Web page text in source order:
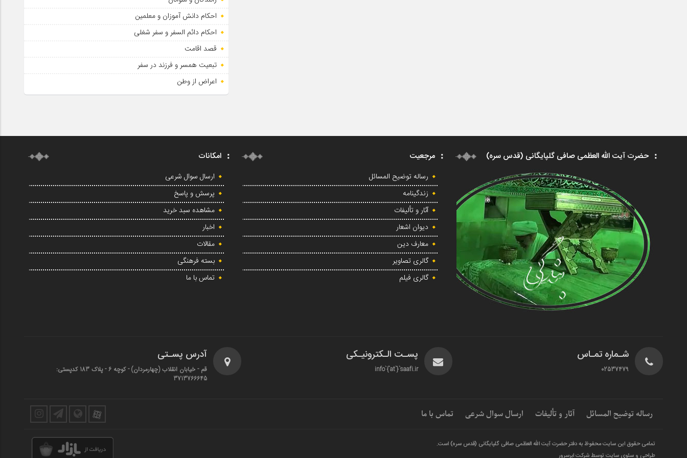
احکام دانش آموزان و معلمین
احکام دائم السفر و سفر شغلی
قصد اقامت
تبعیت همسر و فرزند در سفر
اعراض از وطن
حضرت آیت الله العظمی صافی گلپایگانی (قدس سره) مرجعیت
رساله توضیح المسائل
زندگینامه
آثار و تألیفات
دیوان اشعار
معارف دین
گالری تصاویر
گالری فیلم
امکانات
ارسال سوال شرعی
پرسش و پاسخ
مشاهده سبد خرید
اخبار
مقالات
بسته فرهنگی
تماس با ما
شـماره تمـاس
02537479
پسـت الـکترونیـکی
info`{`at`}`saafi.ir
آدرس پسـتی
قم - خیابان انقلاب (چهارمردان)‌ - کوچه 6 - پلاک 183 کدپستی:
3713766645
رساله توضیح المسائل آثار و تألیفات ارسال سوال شرعی تماس با ما
تمامی حقوق این سایت محفوظ به دفتر حضرت آیت الله العظمی صافی گلپایگانی (قدس سره) است.
طراحی و سئوی سایت توسط شرکت ابرسرور